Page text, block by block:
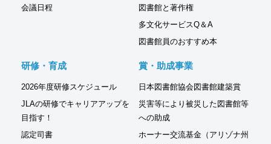
会議日程
図書館と著作権
多文化サービスQ＆A
図書館員のおすすめ本
研修・育成
2026年度研修スケジュール
JLAの研修でキャリアアップを
目指す！
認定司書
賞・助成事業
日本図書館協会図書館建築賞
災害等により被災した図書館等
への助成
ホーナー交流基金（アリゾナ州